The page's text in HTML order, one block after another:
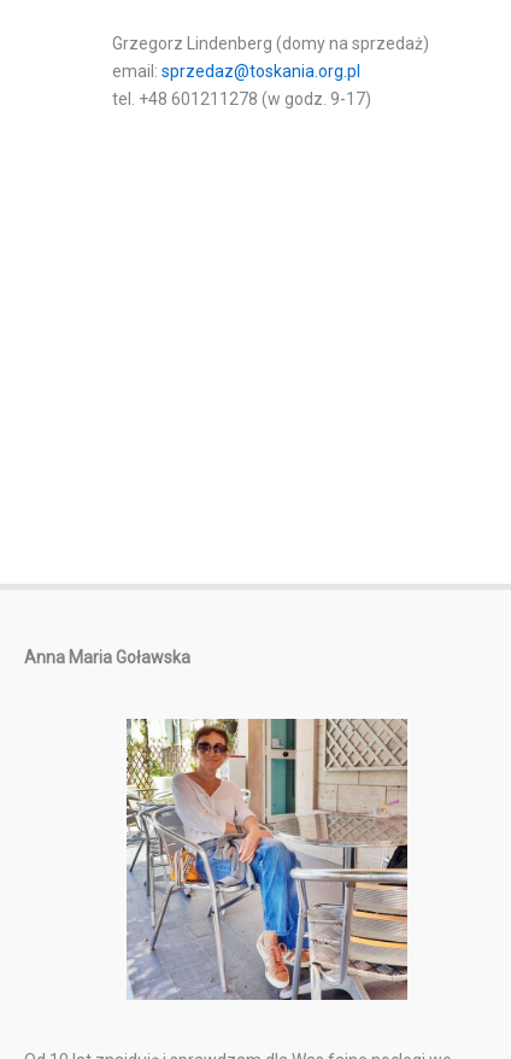
Grzegorz Lindenberg (domy na sprzedaż)
email:sprzedaz@toskania.org.pl
tel. +48 601211278 (w godz. 9-17)
Anna Maria Goławska